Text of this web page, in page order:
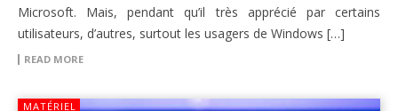
Microsoft. Mais, pendant qu’il très apprécié par certains
utilisateurs, d’autres, surtout les usagers de Windows […]
READ MORE
MATÉRIEL